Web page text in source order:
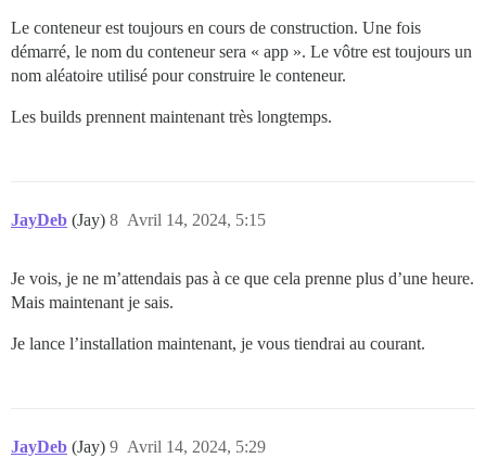
Le conteneur est toujours en cours de construction. Une fois
démarré, le nom du conteneur sera « app ». Le vôtre est toujours un
nom aléatoire utilisé pour construire le conteneur.
Les builds prennent maintenant très longtemps.
JayDeb (Jay) Avril 14, 2024, 5:15
8
Je vois, je ne m’attendais pas à ce que cela prenne plus d’une heure.
Mais maintenant je sais.
Je lance l’installation maintenant, je vous tiendrai au courant.
JayDeb (Jay) Avril 14, 2024, 5:29
9